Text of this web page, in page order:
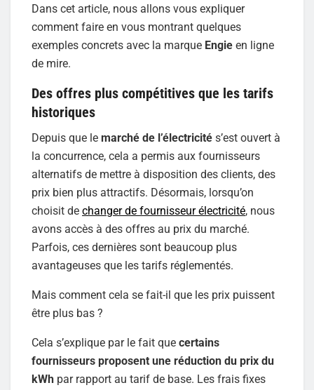
Dans cet article, nous allons vous expliquer
comment faire en vous montrant quelques
exemples concrets avec la marque Engie en ligne
de mire.
Des offres plus compétitives que les tarifs
historiques
Depuis que le marché de l’électricité s’est ouvert à
la concurrence, cela a permis aux fournisseurs
alternatifs de mettre à disposition des clients, des
prix bien plus attractifs. Désormais, lorsqu’on
choisit de changer de fournisseur électricité, nous
avons accès à des offres au prix du marché.
Parfois, ces dernières sont beaucoup plus
avantageuses que les tarifs réglementés.
Mais comment cela se fait-il que les prix puissent
être plus bas ?
Cela s’explique par le fait que certains
fournisseurs proposent une réduction du prix du
kWh par rapport au tarif de base. Les frais fixes